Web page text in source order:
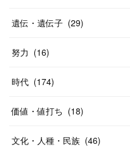
遺伝・遺伝子 (29)
努力 (16)
時代 (174)
価値・値打ち (18)
文化・人種・民族 (46)